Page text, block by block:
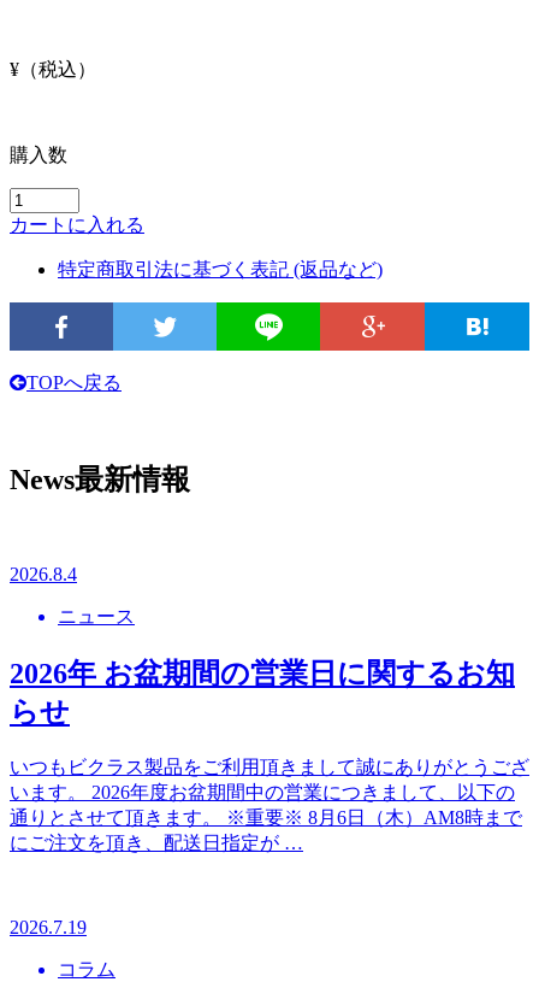
¥ （税込）
購入数
カートに入れる
特定商取引法に基づく表記 (返品など)
TOPへ戻る
News最新情報
2026.8.4
ニュース
2026年 お盆期間の営業日に関するお知
らせ
いつもビクラス製品をご利用頂きまして誠にありがとうござ
います。 2026年度お盆期間中の営業につきまして、以下の
通りとさせて頂きます。 ※重要※ 8月6日（木）AM8時まで
にご注文を頂き、配送日指定が …
2026.7.19
コラム